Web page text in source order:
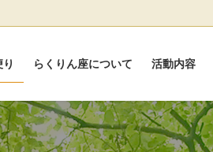
らくりん座について 活動内容